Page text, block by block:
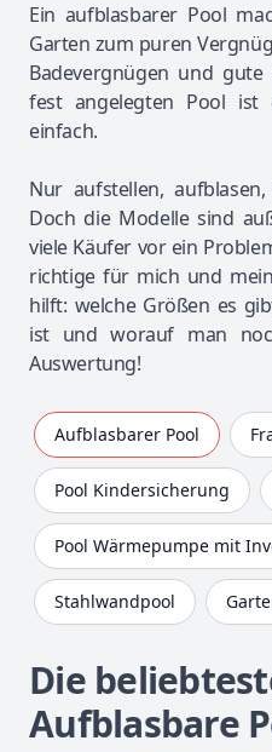
Ein aufblasbarer Pool
Garten zum puren
Badevergnügen und
fest angelegten Pool ist
einfach.
Nur aufstellen,
Doch die Modelle sind
viele Käufer vor ein
richtige für mich und
hilft: welche Größen es
ist und worauf man
Auswertung!
Aufblasbarer Pool
Pool Kindersicherung
Pool Wärmepumpe mit
Stahlwandpool
Die
Aufblasbare